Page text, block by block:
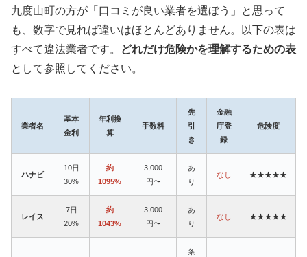
九度山町の方が「口コミが良い業者を選ぼう」と思って
も、数字で見れば違いはほとんどありません。以下の表は
すべて違法業者です。
どれだけ危険かを理解するための表
として参照してください。
業者名
基本
金利
年利換
算
手数料
先
引
き
金融
庁登
録
危険度
ハナビ
10日
30%
約
1095%
3,000
円〜
あ
り
なし ★★★★★
レイス
7日
20%
約
1043%
3,000
円〜
あ
り
なし ★★★★★
条